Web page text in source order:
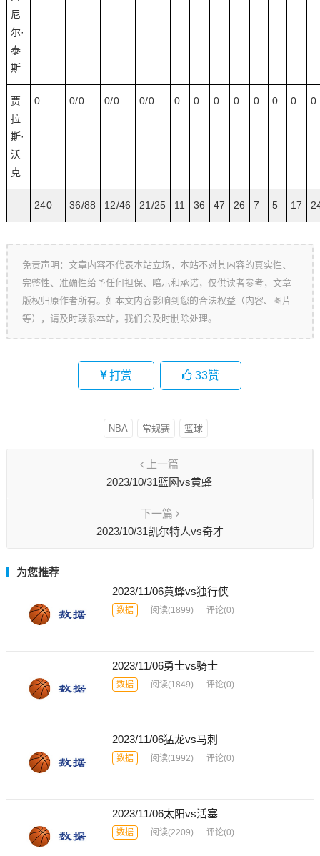
尼
尔·
泰
斯
贾
拉
斯·
沃
克
0 0/0 0/0 0/0 0 0 0 0 0 0 0 0
240 36/88 12/46 21/25 11 36 47 26 7 5 17
免责声明：文章内容不代表本站立场，本站不对其内容的真实性、
完整性、准确性给予任何担保、暗示和承诺，仅供读者参考，文章
版权归原作者所有。如本文内容影响到您的合法权益（内容、图片
等），请及时联系本站，我们会及时删除处理。
打赏 33赞
NBA 常规赛 篮球
上一篇
2023/10/31篮网vs黄蜂
下一篇
2023/10/31凯尔特人vs奇才
为您推荐
2023/11/06黄蜂vs独行侠
数据 阅读(1899) 评论(0)
2023/11/06勇士vs骑士
数据 阅读(1849) 评论(0)
2023/11/06猛龙vs马刺
数据 阅读(1992) 评论(0)
2023/11/06太阳vs活塞
数据 阅读(2209) 评论(0)